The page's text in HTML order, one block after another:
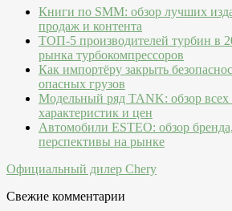
Книги по SMM: обзор лучших
продаж и контента
ТОП-5 производителей турбин в
рынка турбокомпрессоров
Как импортёру закрыть
опасных грузов
Модельный ряд TANK: обзор всех
характеристик и цен
Автомобили ESTEO: обзор
перспективы на рынке
Официальный дилер Chery
Свежие комментарии